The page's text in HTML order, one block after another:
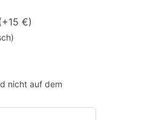
€)
nicht auf dem